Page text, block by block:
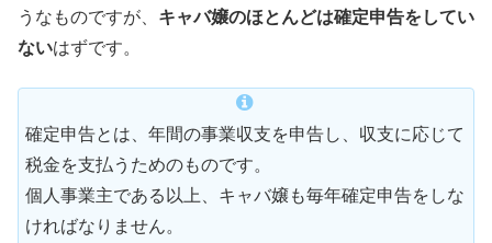
うなものですが、 キャバ嬢のほとんどは確定申告をしてい
ないはずです。
確定申告とは、年間の事業収支を申告し、収支に応じて
税金を支払うためのものです。
個人事業主である以上、キャバ嬢も毎年確定申告をしな
ければなりません。